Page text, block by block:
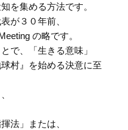
を集める方法です。
が３０年前、
の略です。
で、「生きる意味」
村』を始める決意に至
法」または、